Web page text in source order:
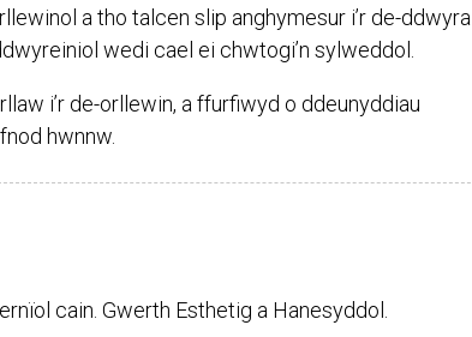
a tho talcen slip anghymesur i’r de-
wedi cael ei chwtogi’n sylweddol.
i’r de-orllewin, a ffurfiwyd o ddeunyddiau
hwnnw.
cain. Gwerth Esthetig a Hanesyddol.